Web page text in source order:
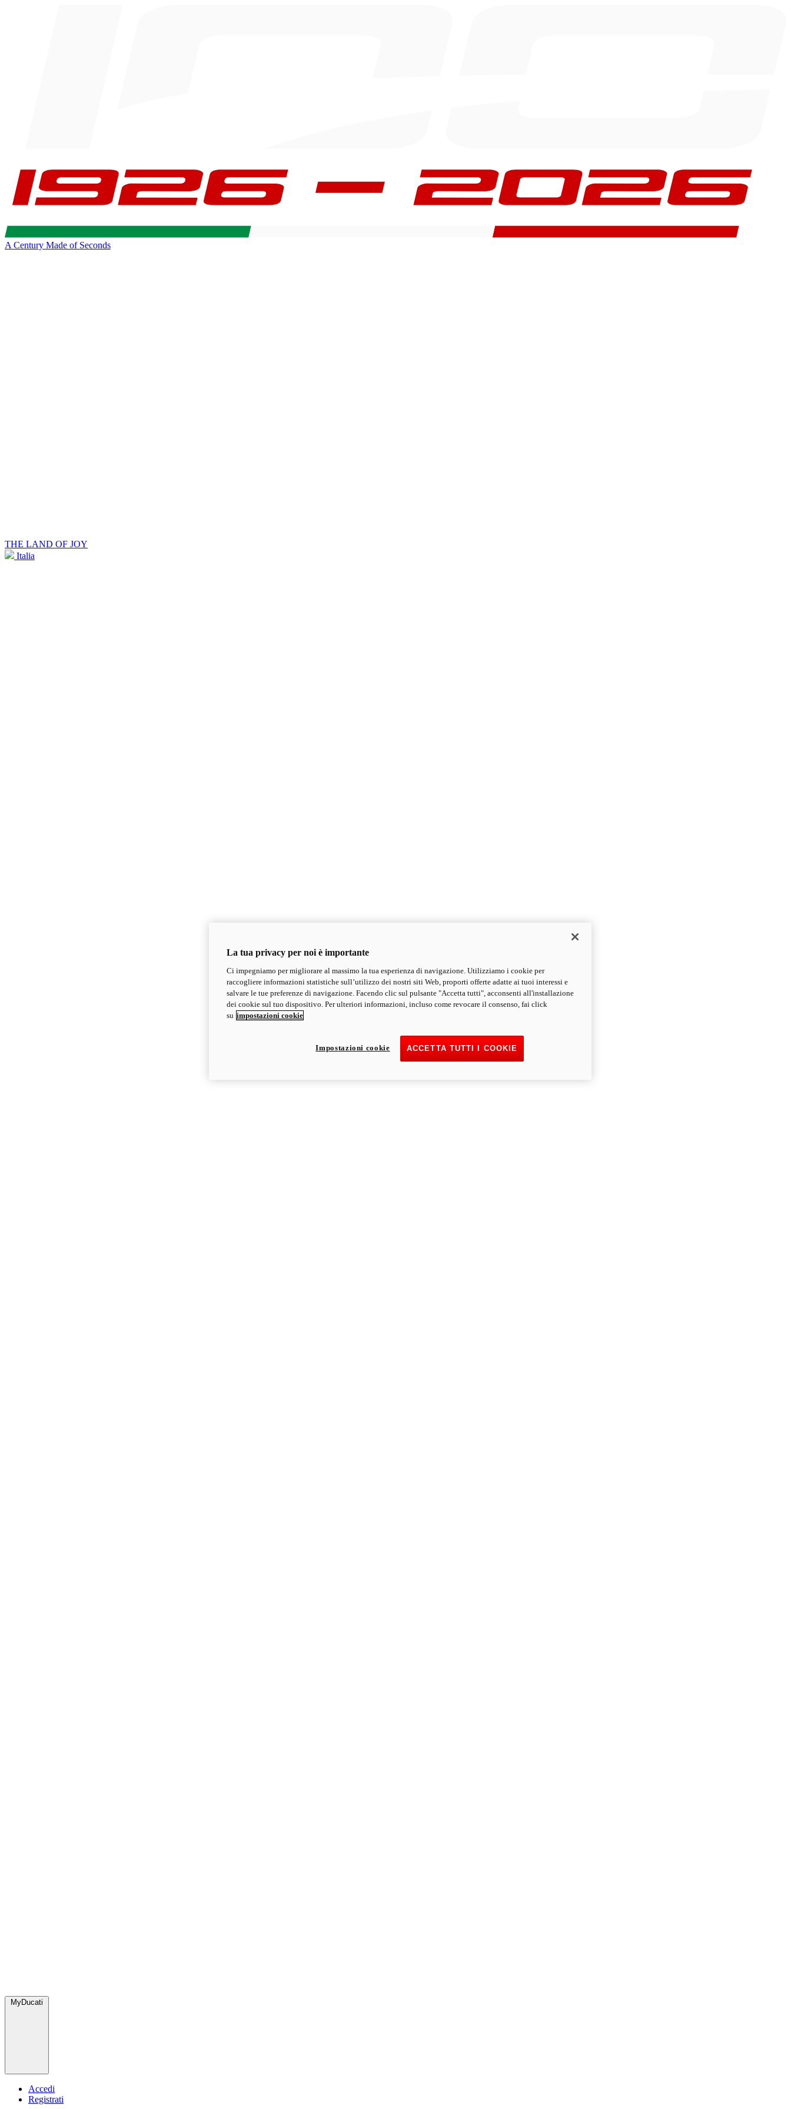
A Century Made of Seconds
THE LAND OF JOY
Italia
MyDucati
Accedi
Registrati
La tua privacy per noi è importante
Ci impegniamo per migliorare al massimo la tua esperienza di navigazione. Utilizziamo i cookie per
raccogliere informazioni statistiche sull’utilizzo dei nostri siti Web, proporti offerte adatte ai tuoi interessi e
salvare le tue preferenze di navigazione. Facendo clic sul pulsante "Accetta tutti", acconsenti all'installazione
dei cookie sul tuo dispositivo. Per ulteriori informazioni, incluso come revocare il consenso, fai click
su impostazioni cookie
ACCETTA TUTTI I COOKIE
Impostazioni cookie